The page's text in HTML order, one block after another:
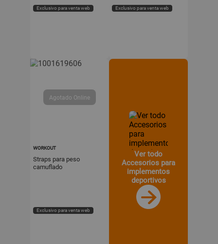
Exclusivo para venta web Exclusivo para venta web
WORKOUT
Straps para peso
camuflado
Exclusivo para venta web
Ver todo
Accesorios para
implementos
deportivos